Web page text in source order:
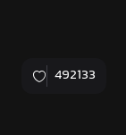
492133